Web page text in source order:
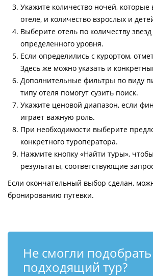
Укажите количество ночей, которые
отеле, и количество взрослых и
Выберите отель по количеству
определенного уровня.
Если определились с курортом,
Здесь же можно указать и
Дополнительные фильтры по виду
типу отеля помогут сузить поиск.
Укажите ценовой диапазон, если
играет важную роль.
При необходимости выберите
конкретного туроператора.
Нажмите кнопку «Найти туры»,
результаты, соответствующие
Если окончательный выбор сделан,
бронированию путевки.
Не смогли подобрать
подходящий тур?